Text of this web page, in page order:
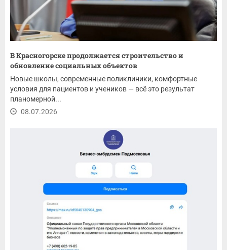
В Красногорске продолжается строительство и
обновление социальных объектов
Новые школы, современные поликлиники, комфортные
условия для пациентов и учеников — всё это результат
планомерной...
08.07.2026